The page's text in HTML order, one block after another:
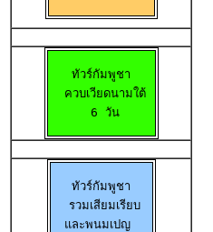
ทัวร์กัมพูชา
  ควบเวียดนามใต้
6 วัน
ทัวร์กัมพูชา
รวมเสียมเรียบ
และพนมเปญ